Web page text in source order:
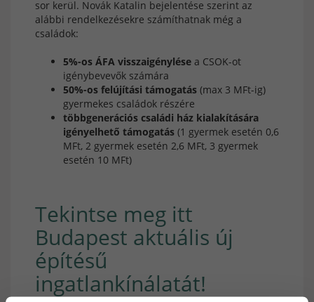
sor kerül. Novák Katalin bejelentése szerint az
alábbi rendelkezésekre számíthatnak még a
családok:
5%-os ÁFA visszaigénylése a CSOK-ot
igénybevevők számára
50%-os felújítási támogatás (max 3 MFt-ig)
gyermekes családok részére
többgenerációs családi ház kialakítására
igényelhető támogatás (1 gyermek esetén 0,6
MFt, 2 gyermek esetén 2,6 MFt, 3 gyermek
esetén 10 MFt)
Tekintse meg itt
Budapest aktuális új
építésű
ingatlankínálatát!